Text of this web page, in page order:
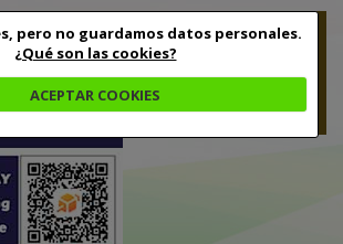
pero no guardamos datos personales.
¿Qué son las cookies?
ACEPTAR COOKIES